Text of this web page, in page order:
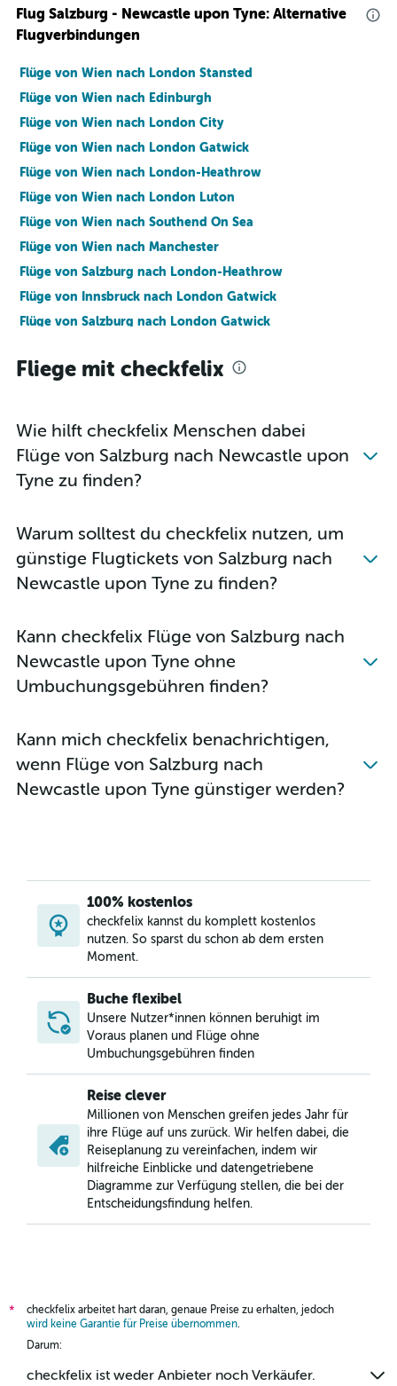
Flug Salzburg - Newcastle upon Tyne: Alternative
Flugverbindungen
Flüge von Wien nach London Stansted
Flüge von Wien nach Edinburgh
Flüge von Wien nach London City
Flüge von Wien nach London Gatwick
Flüge von Wien nach London-Heathrow
Flüge von Wien nach London Luton
Flüge von Wien nach Southend On Sea
Flüge von Wien nach Manchester
Flüge von Salzburg nach London-Heathrow
Flüge von Innsbruck nach London Gatwick
Flüge von Salzburg nach London Gatwick
Flüge von Graz nach London Stansted
Flüge von Innsbruck nach London Luton
Flüge von Linz nach London-Heathrow
Flüge von Linz nach London City
Flüge von Salzburg nach London City
Flüge von Linz nach London Luton
Flüge von Wien nach Birmingham
Flüge von Graz nach London-Heathrow
Flüge von Graz nach London Gatwick
Flüge von Klagenfurt nach London Luton
Flüge von Klagenfurt nach London City
Flüge von Wien nach Bristol
Flüge von Graz nach Edinburgh
Flüge von Wien nach Liverpool
Flüge von Innsbruck nach Manchester
Flüge von Wien nach Leeds
Flüge von Graz nach Southend On Sea
Flüge von Wien nach Exeter
Flüge von Salzburg nach Manchester
Fliege mit checkfelix
Wie hilft checkfelix Menschen dabei
Flüge von Salzburg nach Newcastle upon
Tyne zu finden?
Warum solltest du checkfelix nutzen, um
günstige Flugtickets von Salzburg nach
Newcastle upon Tyne zu finden?
Kann checkfelix Flüge von Salzburg nach
Newcastle upon Tyne ohne
Umbuchungsgebühren finden?
Kann mich checkfelix benachrichtigen,
wenn Flüge von Salzburg nach
Newcastle upon Tyne günstiger werden?
100% kostenlos
checkfelix kannst du komplett kostenlos
nutzen. So sparst du schon ab dem ersten
Moment.
Buche flexibel
Unsere Nutzer*innen können beruhigt im
Voraus planen und Flüge ohne
Umbuchungsgebühren finden
Reise clever
Millionen von Menschen greifen jedes Jahr für
ihre Flüge auf uns zurück. Wir helfen dabei, die
Reiseplanung zu vereinfachen, indem wir
hilfreiche Einblicke und datengetriebene
Diagramme zur Verfügung stellen, die bei der
Entscheidungsfindung helfen.
*
checkfelix arbeitet hart daran, genaue Preise zu erhalten, jedoch
wird keine Garantie für Preise übernommen.
Darum:
checkfelix ist weder Anbieter noch Verkäufer.